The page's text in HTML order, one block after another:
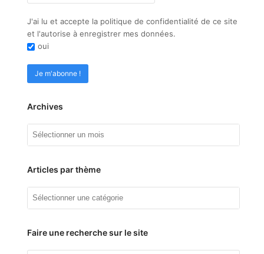
J'ai lu et accepte la politique de confidentialité de ce site
et l'autorise à enregistrer mes données.
oui
Archives
Articles par thème
Articles
Faire une recherche sur le site